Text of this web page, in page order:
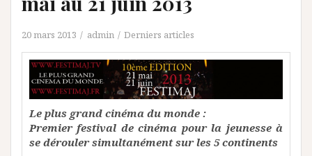
20 mars 2013 admin Derniers articles
Le plus grand cinéma du monde :
Premier festival de cinéma pour la jeunesse à
se dérouler simultanément sur les 5 continents